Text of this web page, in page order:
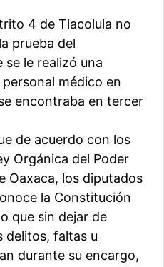
4 de Tlacolula no
prueba del
le realizó una
médico en
encontraba en tercer
de acuerdo con los
Orgánica del Poder
Oaxaca, los diputados
la Constitución
que sin dejar de
delitos, faltas u
durante su encargo,